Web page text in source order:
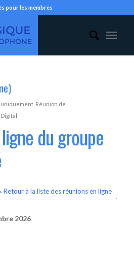
pour les membres
uniquement, Réunion de
du groupe
Retour à la liste des réunions en ligne
2026